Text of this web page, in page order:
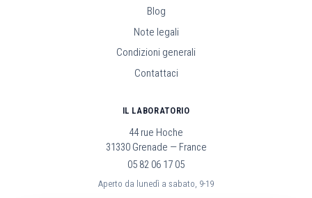
Blog
Note legali
Condizioni generali
Contattaci
IL LABORATORIO
44 rue Hoche
31330 Grenade — France
05 82 06 17 05
Aperto da lunedì a sabato, 9-19